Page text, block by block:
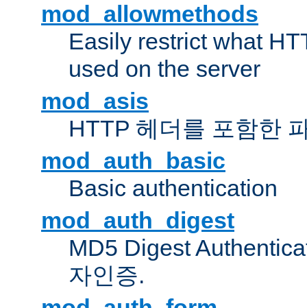
mod_allowmethods
Easily restrict what
used on the server
mod_asis
HTTP 헤더를 포함한
mod_auth_basic
Basic authentication
mod_auth_digest
MD5 Digest
자인증.